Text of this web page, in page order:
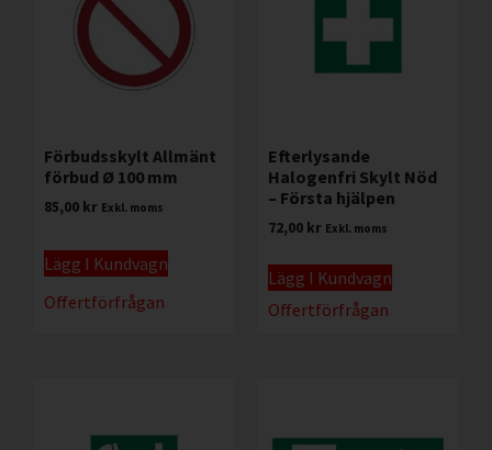
Förbudsskylt Allmänt
förbud Ø 100 mm
85,00 kr Exkl. moms
Lägg I Kundvagn
Offertförfrågan
Efterlysande
Halogenfri Skylt Nöd
– Första hjälpen
72,00 kr Exkl. moms
Lägg I Kundvagn
Offertförfrågan